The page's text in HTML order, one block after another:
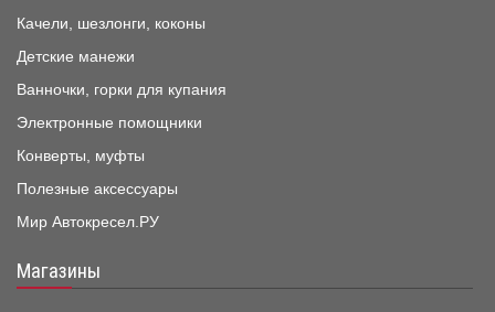
Качели, шезлонги, коконы
Детские манежи
Ванночки, горки для купания
Электронные помощники
Конверты, муфты
Полезные аксессуары
Мир Автокресел.РУ
Магазины